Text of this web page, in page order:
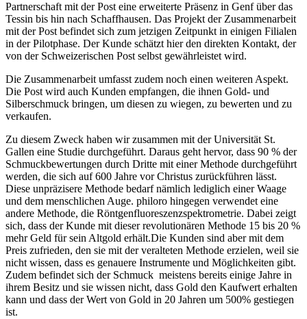
Partnerschaft mit der Post eine erweiterte Präsenz in Genf über das
Tessin bis hin nach Schaffhausen. Das Projekt der Zusammenarbeit
mit der Post befindet sich zum jetzigen Zeitpunkt in einigen Filialen
in der Pilotphase. Der Kunde schätzt hier den direkten Kontakt, der
von der Schweizerischen Post selbst gewährleistet wird.
Die Zusammenarbeit umfasst zudem noch einen weiteren Aspekt.
Die Post wird auch Kunden empfangen, die ihnen Gold- und
Silberschmuck bringen, um diesen zu wiegen, zu bewerten und zu
verkaufen.
Zu diesem Zweck haben wir zusammen mit der Universität St.
Gallen eine Studie durchgeführt. Daraus geht hervor, dass 90 % der
Schmuckbewertungen durch Dritte mit einer Methode durchgeführt
werden, die sich auf 600 Jahre vor Christus zurückführen lässt.
Diese unpräzisere Methode bedarf nämlich lediglich einer Waage
und dem menschlichen Auge. philoro hingegen verwendet eine
andere Methode, die Röntgenfluoreszenzspektrometrie. Dabei zeigt
sich, dass der Kunde mit dieser revolutionären Methode 15 bis 20 %
mehr Geld für sein Altgold erhält.Die Kunden sind aber mit dem
Preis zufrieden, den sie mit der veralteten Methode erzielen, weil sie
nicht wissen, dass es genauere Instrumente und Möglichkeiten gibt.
Zudem befindet sich der Schmuck meistens bereits einige Jahre in
ihrem Besitz und sie wissen nicht, dass Gold den Kaufwert erhalten
kann und dass der Wert von Gold in 20 Jahren um 500% gestiegen
ist.